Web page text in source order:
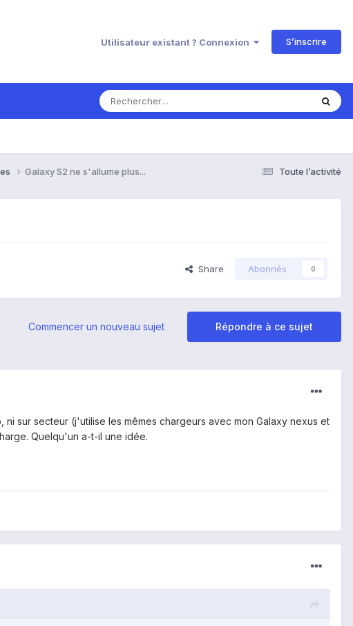
Utilisateur existant ? Connexion S’inscrire
Toute l’activité
Galaxy S2 ne s'allume plus...
Share Abonnés 0
Répondre à ce sujet
Commencer un nouveau sujet
sur secteur (j'utilise les mêmes chargeurs avec mon Galaxy nexus et
Quelqu'un a-t-il une idée.